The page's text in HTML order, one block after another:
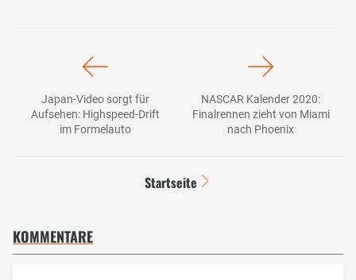
Japan-Video sorgt für
Aufsehen: Highspeed-Drift
im Formelauto
NASCAR Kalender 2020:
Finalrennen zieht von Miami
nach Phoenix
Startseite
KOMMENTARE